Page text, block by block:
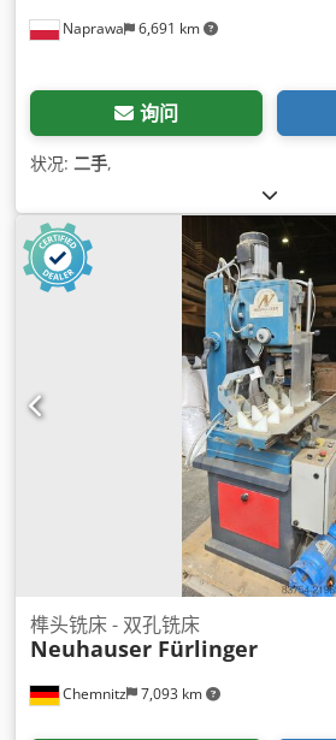
Naprawa 6,691 km
询问
状况: 二手,
Chemnitz 7,093 km
榫头铣床 - 双孔铣床
Neuhauser Fürlinger